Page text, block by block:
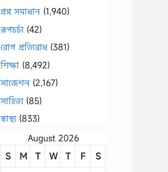
প্রশ্ন সমাধান (1,940)
রূপচর্চা (42)
রোগ প্রতিরোধ(381)
শিক্ষা (8,492)
সাজেশন (2,167)
সাহিত্য(85)
স্বাস্থ্য(833)
August 2026
S
M T W T F
S